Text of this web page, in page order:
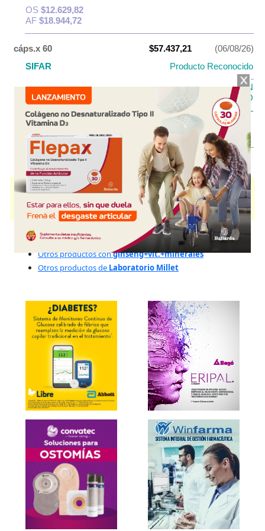
OS $12.629,82
AF $18.944,72
cáps.x 60 $57.437,21
(06/08/26)
SIFAR
Producto Reconocido
PAMI
PAMI PLAN
MEDICAMENTOS DE USO
EVENTUAL
OS$22.974,88
AF$34.462,33
MARATHONcontieneginseng+vit.+minerales y se indica como
Laboratorio Millety cuenta con 2
presentaciones disponibles.
Explorar más
Otros productos conginseng+vit.+minerales
Otros productos de Laboratorio Millet